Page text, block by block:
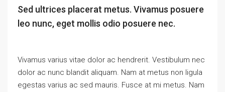
Sed ultrices placerat metus. Vivamus posuere
leo nunc, eget mollis odio posuere nec.
Vivamus varius vitae dolor ac hendrerit. Vestibulum nec
dolor ac nunc blandit aliquam. Nam at metus non ligula
egestas varius ac sed mauris. Fusce at mi metus. Nam